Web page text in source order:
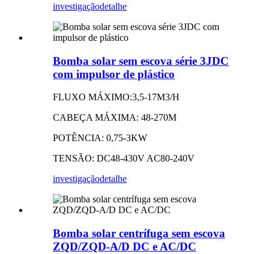
investigaçãodetalhe
Bomba solar sem escova série 3JDC
com impulsor de plástico
FLUXO MÁXIMO:3,5-17M3/H
CABEÇA MÁXIMA: 48-270M
POTÊNCIA: 0,75-3KW
TENSÃO: DC48-430V AC80-240V
investigaçãodetalhe
Bomba solar centrífuga sem escova
ZQD/ZQD-A/D DC e AC/DC